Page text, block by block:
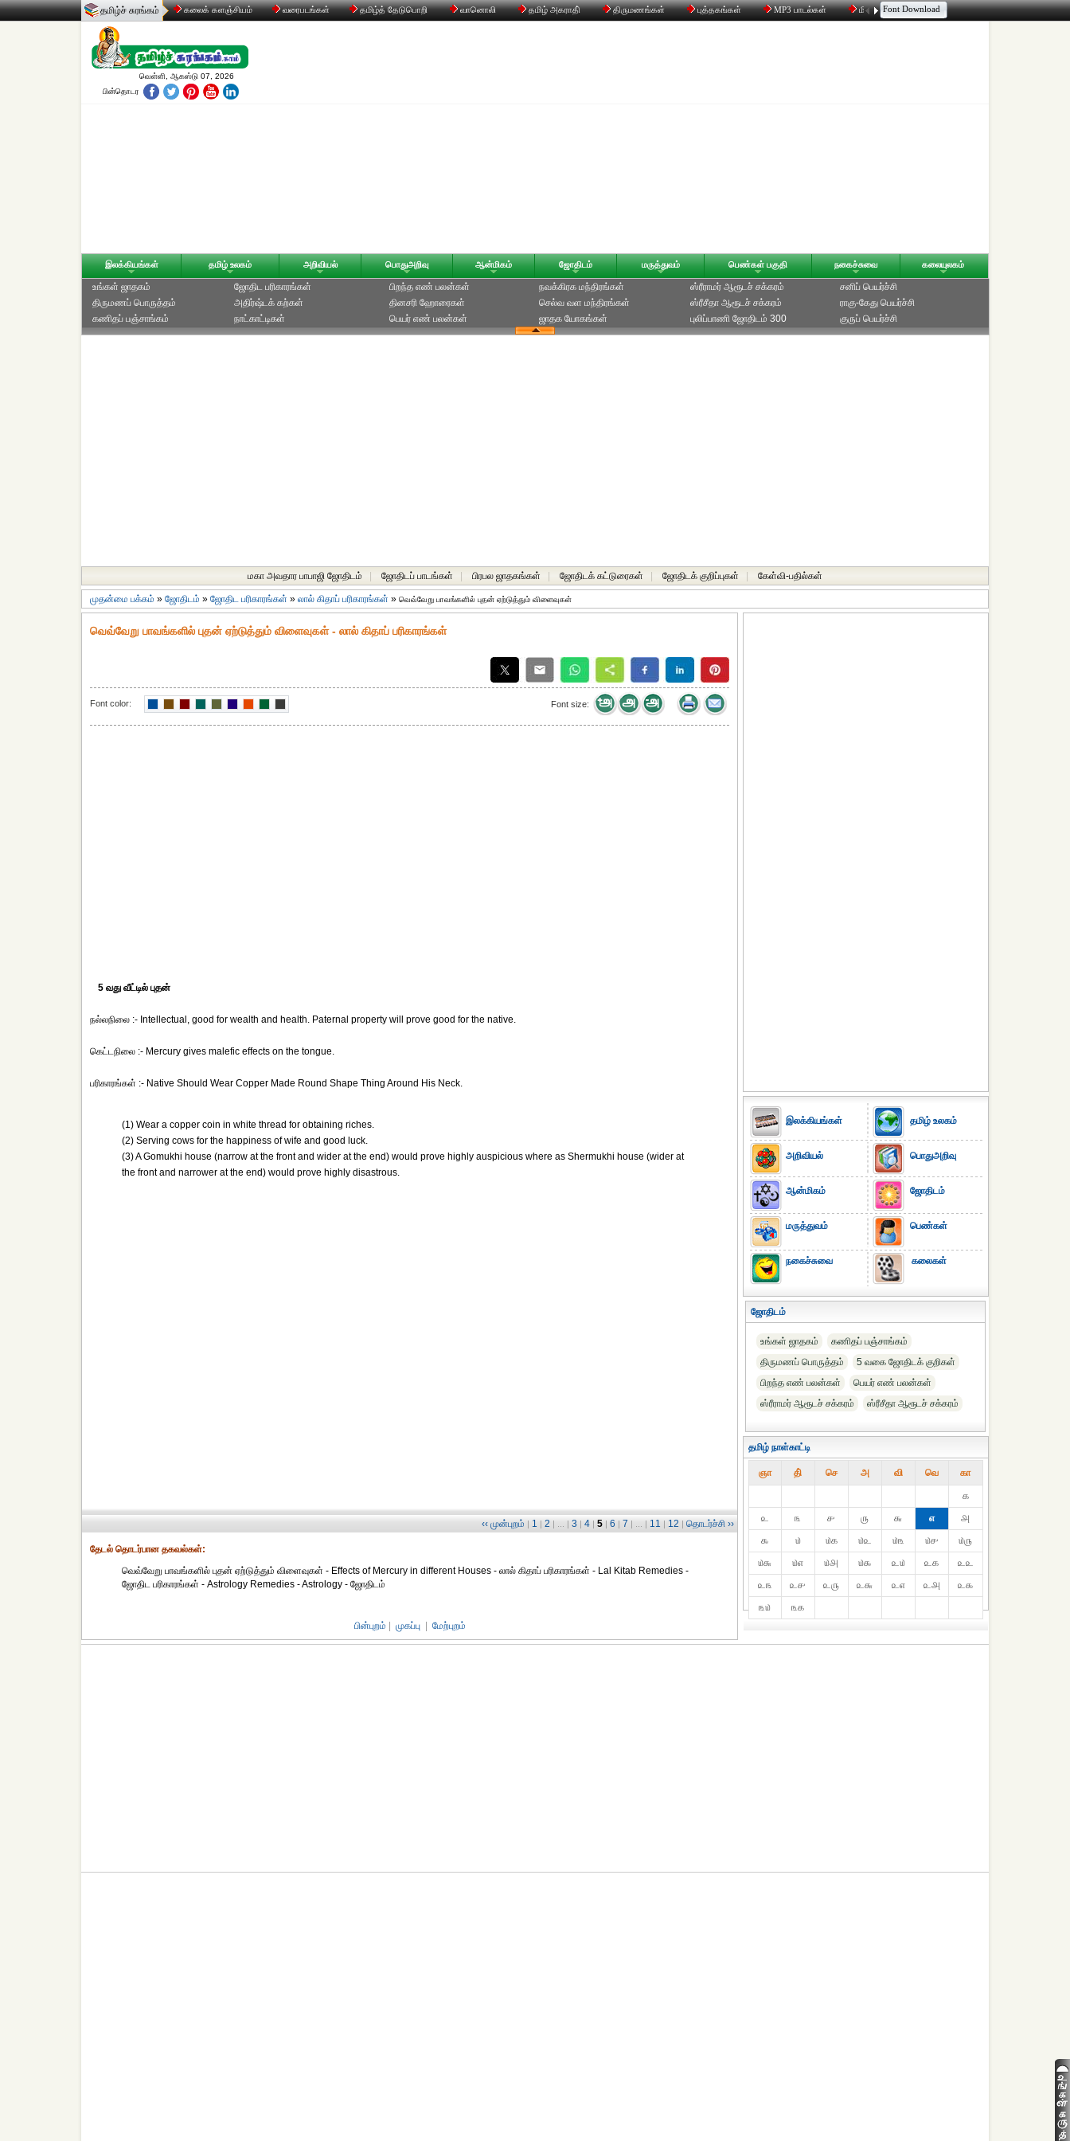
தமிழ்ச் சுரங்கம் கலைக் களஞ்சியம் வரைபடங்கள் தமிழ்த் தேடுபொறி வானொலி தமிழ் அகராதி் திருமணங்கள் புத்தகங்கள் MP3 பாடல்கள் மின்னஞ்சல் திரட்டி உரையாடல்
Font Download
வெள்ளி, ஆகஸ்டு 07, 2026
பின்தொடர
இலக்கியங்கள் தமிழ் உலகம் அறிவியல் பொதுஅறிவு ஆன்மிகம் ஜோதிடம் மருத்துவம் பெண்கள் பகுதி நகைச்சுவை கலையுலகம்
உங்கள் ஜாதகம்
திருமணப் பொருத்தம்
கணிதப் பஞ்சாங்கம்
ஜோதிட ப‌ரிகார‌ங்க‌ள்
அதிர்ஷ்டக் கற்கள்
நாட்காட்டிகள்
பிறந்த எண் பலன்கள்
தினசரி ஹோரைகள்
பெயர் எண் பலன்கள்
நவக்கிரக மந்திரங்கள்
செல்வ வள மந்திரங்கள்
ஜாதக யோகங்கள்
ஸ்ரீராமர் ஆரூடச் சக்கரம்
ஸ்ரீசீதா ஆரூடச் சக்கரம்
புலிப்பாணி ஜோதிடம் 300
சனிப் பெயர்ச்சி
ராகு-கேது பெயர்ச்சி
குருப் பெயர்ச்சி
மகா அவதார பாபாஜி ஜோதிடம் ஜோதிடப் பாடங்கள் பிரபல ஜாதகங்கள் ஜோதிடக் கட்டுரைகள் ஜோதிடக் குறிப்புகள் கேள்வி-பதில்கள்
முதன்மை பக்கம் » ஜோதிடம் » ஜோதிட ப‌ரிகார‌ங்க‌ள் » லால் கிதாப் பரிகாரங்கள் » வெவ்வேறு பாவங்களில் புதன் ஏற்டுத்தும் விளைவுகள்
வெவ்வேறு பாவங்களில் புதன் ஏற்டுத்தும் விளைவுகள் - லால் கிதாப் பரிகாரங்கள்
Font color: Font size:
5 வது வீட்டில் புதன்
நல்லநிலை :- Intellectual, good for wealth and health. Paternal property will prove good for the native.
கெட்டநிலை :- Mercury gives malefic effects on the tongue.
பரிகாரங்கள் :- Native Should Wear Copper Made Round Shape Thing Around His Neck.
(1) Wear a copper coin in white thread for obtaining riches.
(2) Serving cows for the happiness of wife and good luck.
(3) A Gomukhi house (narrow at the front and wider at the end) would prove highly auspicious where as Shermukhi house (wider at
the front and narrower at the end) would prove highly disastrous.
‹‹ முன்புறம் | 1 | 2 | ... | 3 | 4 | 5 | 6 | 7 | ... | 11 | 12 | தொடர்ச்சி ››
தேட‌ல் தொட‌ர்பான தகவ‌ல்க‌ள்:
வெவ்வேறு பாவங்களில் புதன் ஏற்டுத்தும் விளைவுகள் - Effects of Mercury in different Houses - லால் கிதாப் பரிகாரங்கள் - Lal Kitab Remedies -
ஜோதிட ப‌ரிகார‌ங்க‌ள் - Astrology Remedies - Astrology - ஜோதிடம்
பின்புறம் முகப்பு மேற்புறம்
இலக்கியங்கள்
அறிவியல்
ஆன்மிகம்
மருத்துவம்
நகைச்சுவை
தமிழ் உலகம்
பொதுஅறிவு
ஜோதிடம்
பெண்கள்
கலைகள்
ஜோதிடம்
உங்கள் ஜாதகம்
கணிதப் பஞ்சாங்கம்
திருமணப் பொருத்தம்
5 வகை ஜோதிடக் குறிகள்
பிறந்த எண் பலன்கள்
பெயர் எண் பலன்கள்
ஸ்ரீராமர் ஆரூடச் சக்கரம்
ஸ்ரீசீதா ஆரூடச் சக்கரம்
தமிழ் நாள்காட்டி
ஞா தி் செ அ வி வெ கா
௧
௨
௩ ௪ ௫ ௬ ௭
௮
௯
௰ ௰௧ ௰௨ ௰௩ ௰௪
௰௫
௰௬
௰௭ ௰௮ ௰௯ ௨௰ ௨௧
௨௨
௨௩
௨௪ ௨௫ ௨௬ ௨௭ ௨௮
௨௯
௩௰
௩௧